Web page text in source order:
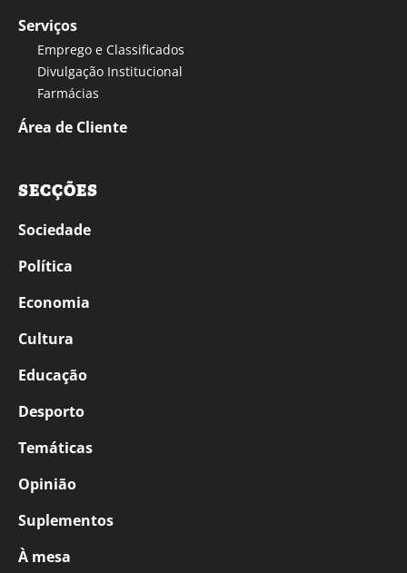
Serviços
Emprego e Classificados
Divulgação Institucional
Farmácias
Área de Cliente
SECÇÕES
Sociedade
Política
Economia
Cultura
Educação
Desporto
Temáticas
Opinião
Suplementos
À mesa